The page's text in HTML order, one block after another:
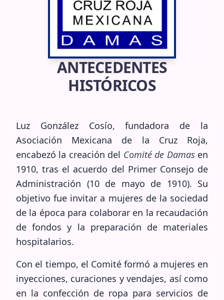
ANTECEDENTES
HISTÓRICOS
Luz González Cosío, fundadora de la
Asociación Mexicana de la Cruz Roja,
encabezó la creación del Comité de Damasen
1910, tras el acuerdo del Primer Consejo de
Administración (10 de mayo de 1910). Su
objetivo fue invitar a mujeres de la sociedad
de la época para colaborar en la recaudación
de fondos y la preparación de materiales
hospitalarios.
Con el tiempo, el Comité formó a mujeres en
inyecciones, curaciones y vendajes, así como
en la confección de ropa para servicios de